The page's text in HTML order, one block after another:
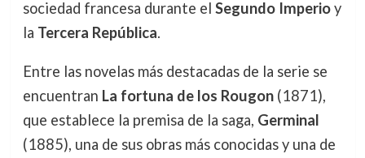
sociedad francesa durante el Segundo Imperioy
la Tercera República.
Entre las novelas más destacadas de la serie se
encuentran La fortuna de los Rougon(1871),
que establece la premisa de la saga, Germinal
(1885), una de sus obras más conocidas y una de